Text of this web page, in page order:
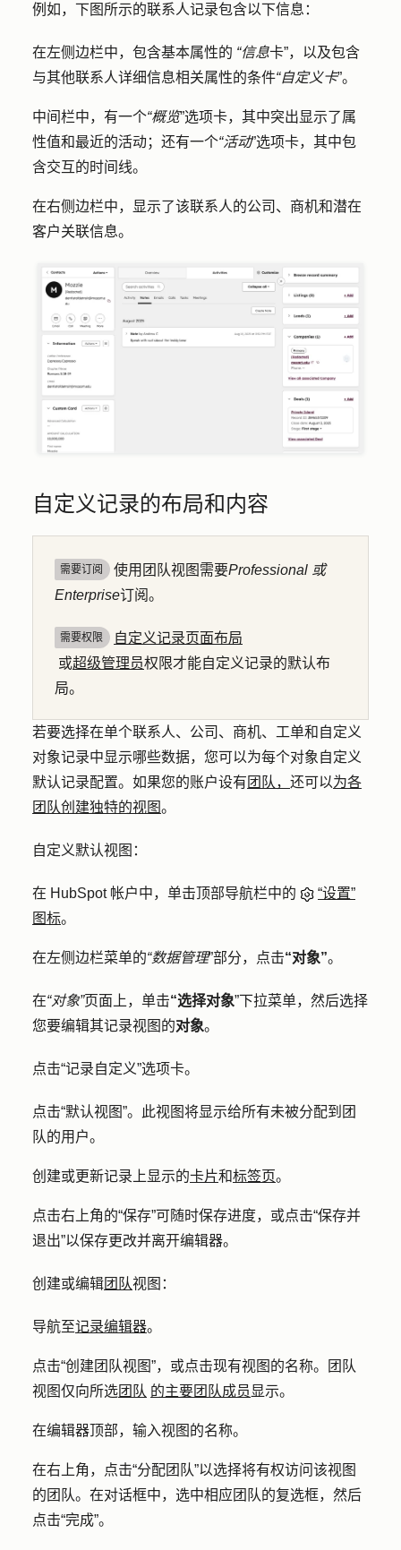
例如，下图所示的联系人记录包含以下信息：
在左侧边栏中，包含基本属性的 “信息卡”，以及包含
与其他联系人详细信息相关属性的条件“自定义卡”。
中间栏中，有一个“概览”选项卡，其中突出显示了属
性值和最近的活动；还有一个“活动”选项卡，其中包
含交互的时间线。
在右侧边栏中，显示了该联系人的公司、商机和潜在
客户关联信息。
自定义记录的布局和内容
需要订阅 使用团队视图需要Professional 或
Enterprise订阅。
需要权限
自定义记录页面布局
或超级管理员权限才能自定义记录的默认布
局。
若要选择在单个联系人、公司、商机、工单和自定义
对象记录中显示哪些数据，您可以为每个对象自定义
默认记录配置。如果您的账户设有 团队， 还可以为各
团队创建独特的视图。
自定义默认视图：
在 HubSpot 帐户中，单击顶部导航栏中的
“设置”
图标。
在左侧边栏菜单的“数据管理”部分，点击“对象”。
在“对象”页面上，单击“选择对象”下拉菜单，然后选择
您要编辑其记录视图的对象。
点击“记录自定义”选项卡。
点击“默认视图”。此视图将显示给所有未被分配到团
队的用户。
创建或更新记录上显示的卡片和标签页。
点击右上角的“保存”可随时保存进度，或点击“保存并
退出”以保存更改并离开编辑器。
创建或编辑团队视图：
导航至记录编辑器。
点击“创建团队视图”，或点击现有视图的名称。团队
视图仅向所选团队 的主要团队成员 显示。
在编辑器顶部，输入视图的名称。
在右上角，点击“分配团队”以选择将有权访问该视图
的团队。在对话框中，选中相应团队的复选框，然后
点击“完成”。